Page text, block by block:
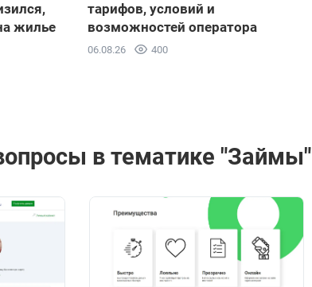
жилье
тарифов, условий и
возможностей оператора
06.08.26 400
в тематике "Займы"